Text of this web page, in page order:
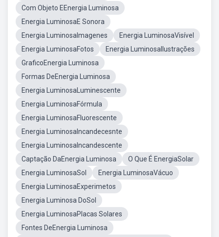
Com Objeto EEnergia Luminosa
Energia LuminosaE Sonora
Energia LuminosaImagenes
Energia LuminosaVisível
Energia LuminosaFotos
Energia LuminosaIlustrações
GraficoEnergia Luminosa
Formas DeEnergia Luminosa
Energia LuminosaLuminescente
Energia LuminosaFórmula
Energia LuminosaFluorescente
Energia LuminosaIncandecesnte
Energia LuminosaIncandescente
Captação DaEnergia Luminosa
O Que É EnergiaSolar
Energia LuminosaSol
Energia LuminosaVácuo
Energia LuminosaExperimetos
Energia Luminosa DoSol
Energia LuminosaPlacas Solares
Fontes DeEnergia Luminosa